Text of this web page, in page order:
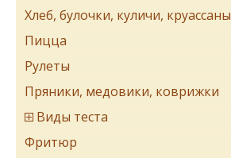
Хлеб, булочки, куличи, круассаны
Пицца
Рулеты
Пряники, медовики, коврижки
Виды теста
Фритюр